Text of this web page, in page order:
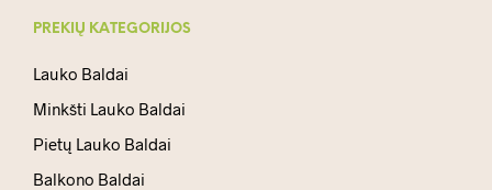
PREKIŲ KATEGORIJOS
Lauko Baldai
Minkšti Lauko Baldai
Pietų Lauko Baldai
Balkono Baldai